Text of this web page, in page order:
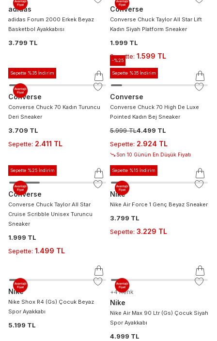
adidas
adidas Forum 2000 Erkek Beyaz
Basketbol Ayakkabısı
3.799 TL
Converse
Converse Chuck Taylor All Star Lift
Kadın Siyah Platform Sneaker
1.999 TL
Sepette: 1.599 TL
Sepette %35 İndirim
Converse
Converse Chuck 70 Kadın Turuncu
Deri Sneaker
3.709 TL
Sepette: 2.411 TL
-%25
Sepette %35 İndirim
Converse
Converse Chuck 70 High De Luxe
Pointed Kadın Bej Sneaker
5.999 TL4.499 TL
Sepette: 2.924 TL
Son 10 Günün En Düşük Fiyatı
Sepette %25 İndirim
Converse
Converse Chuck Taylor All Star
Cruise Scribble Unisex Turuncu
Sneaker
1.999 TL
Sepette: 1.499 TL
Sepette %15 İndirim
Nike
Nike Air Force 1 Genç Beyaz Sneaker
3.799 TL
Sepette: 3.229 TL
Nike
Nike Shox R4 (Gs) Çocuk Beyaz
Spor Ayakkabı
5.199 TL
+4 Renk
Nike
Nike Air Max 90 Ltr (Gs) Çocuk Siyah
Spor Ayakkabı
4.999 TL